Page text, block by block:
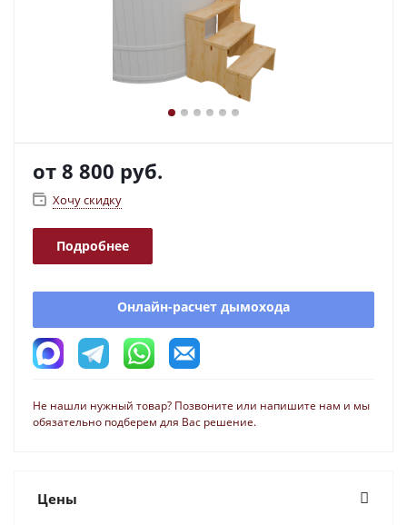
от 8 800 руб.
Хочу скидку
Подробнее
Онлайн-расчет дымохода
Не нашли нужный товар? Позвоните или напишите нам и мы
обязательно подберем для Вас решение.
Цены